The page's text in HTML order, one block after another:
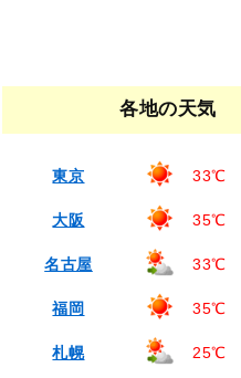
各地の天気
東京 33℃
大阪 35℃
名古屋 33℃
福岡 35℃
札幌 25℃